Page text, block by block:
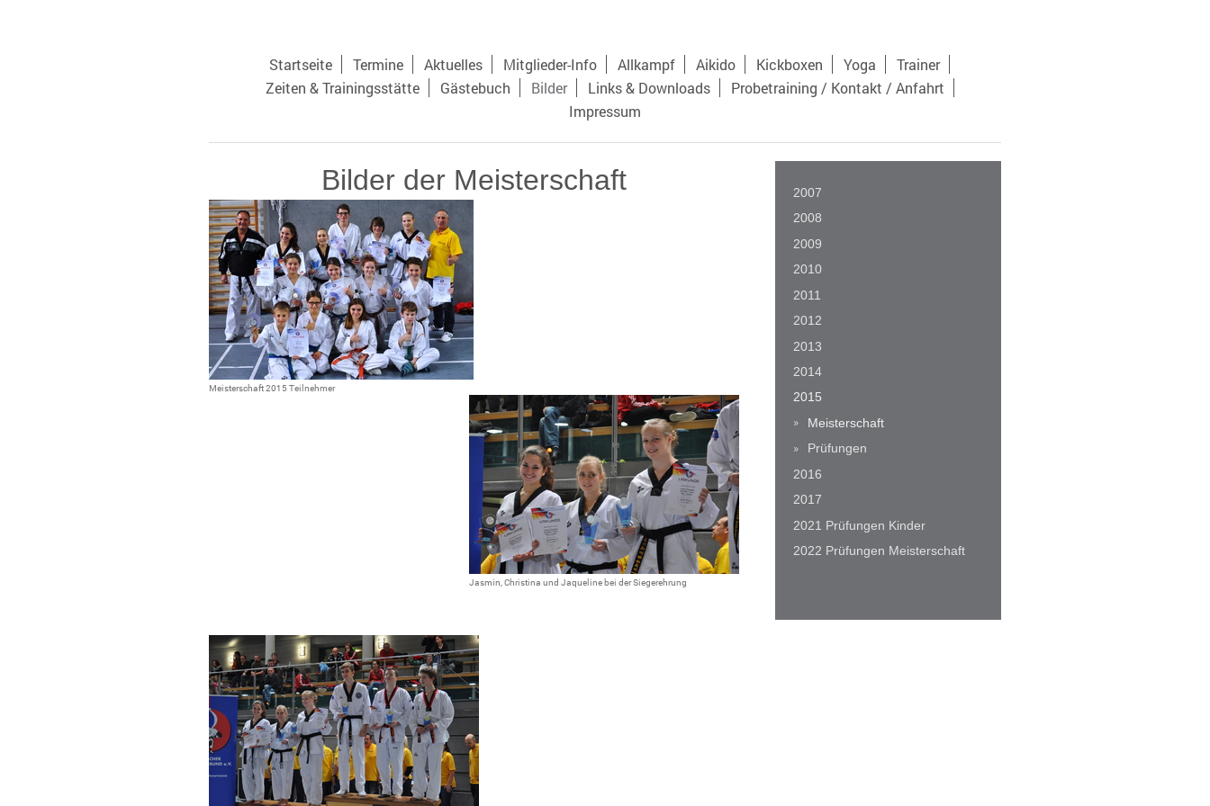
Startseite Termine Aktuelles Mitglieder-Info Allkampf Aikido Kickboxen Yoga
Trainer
Zeiten & Trainingsstätte
Gästebuch Bilder Links & Downloads
Probetraining / Kontakt / Anfahrt
Impressum
Bilder der Meisterschaft
Meisterschaft 2015 Teilnehmer
Jasmin, Christina und Jaqueline bei der Siegerehrung
2007
2008
2009
2010
2011
2012
2013
2014
2015
Meisterschaft
Prüfungen
2016
2017
2021 Prüfungen Kinder
2022 Prüfungen Meisterschaft